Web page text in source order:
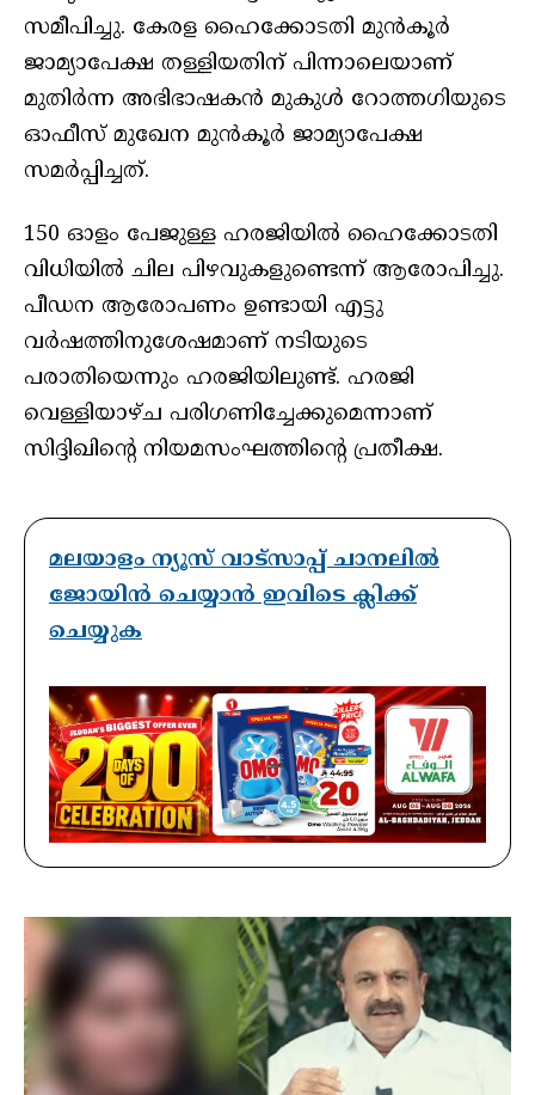
സമീപിച്ചു. കേരള ഹൈക്കോടതി മുൻകൂർ
ജാമ്യാപേക്ഷ തള്ളിയതിന് പിന്നാലെയാണ്
മുതിർന്ന അഭിഭാഷകൻ മുകുൾ റോത്തഗിയുടെ
ഓഫീസ് മുഖേന മുൻകൂർ ജാമ്യാപേക്ഷ
സമർപ്പിച്ചത്.
150 ഓളം പേജുള്ള ഹരജിയിൽ ഹൈക്കോടതി
വിധിയിൽ ചില പിഴവുകളുണ്ടെന്ന് ആരോപിച്ചു.
പീഡന ആരോപണം ഉണ്ടായി എട്ടു
വർഷത്തിനുശേഷമാണ് നടിയുടെ
പരാതിയെന്നും ഹരജിയിലുണ്ട്. ഹരജി
വെള്ളിയാഴ്ച പരിഗണിച്ചേക്കുമെന്നാണ്
സിദ്ദിഖിന്റെ നിയമസംഘത്തിന്റെ പ്രതീക്ഷ.
മലയാളം ന്യൂസ് വാട്സാപ്പ് ചാനലിൽ
ജോയിൻ ചെയ്യാൻ ഇവിടെ ക്ലിക്ക്
ചെയ്യുക